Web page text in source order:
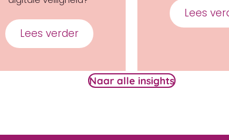
the Cyber Ladies in Oost nuttig en
Lees verder about De Troonrede en de
Lees
Naar alle insights